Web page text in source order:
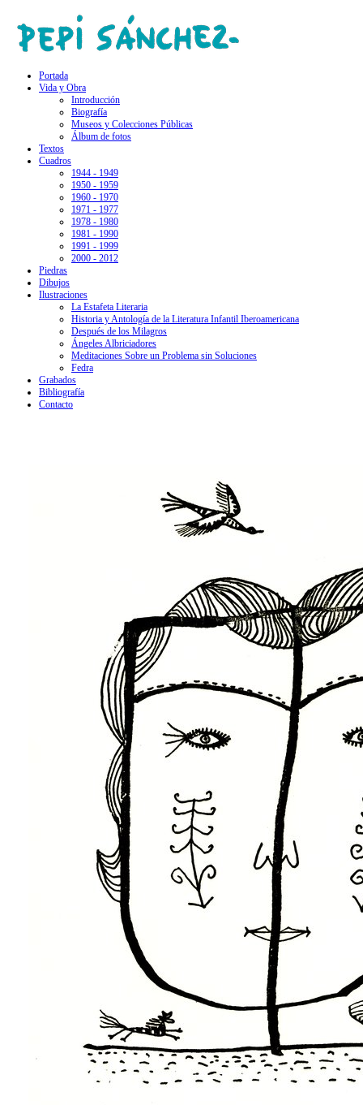
Portada
Vida y Obra
Introducción
Biografía
Museos y Colecciones Públicas
Álbum de fotos
Textos
Cuadros
1944 - 1949
1950 - 1959
1960 - 1970
1971 - 1977
1978 - 1980
1981 - 1990
1991 - 1999
2000 - 2012
Piedras
Dibujos
Ilustraciones
La Estafeta Literaria
Historia y Antología de la Literatura Infantil Iberoamericana
Después de los Milagros
Ángeles Albriciadores
Meditaciones Sobre un Problema sin Soluciones
Fedra
Grabados
Bibliografía
Contacto